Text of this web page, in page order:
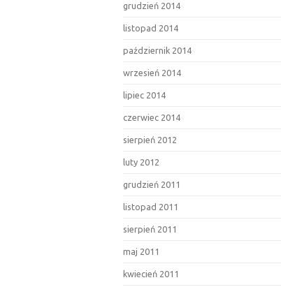
grudzień 2014
listopad 2014
październik 2014
wrzesień 2014
lipiec 2014
czerwiec 2014
sierpień 2012
luty 2012
grudzień 2011
listopad 2011
sierpień 2011
maj 2011
kwiecień 2011